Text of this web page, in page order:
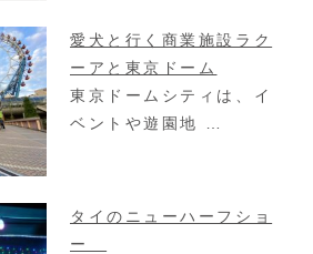
愛犬と行く商業施設ラク
ーアと東京ドーム
東京ドームシティは、イ
ベントや遊園地 …
タイのニューハーフショ
ー